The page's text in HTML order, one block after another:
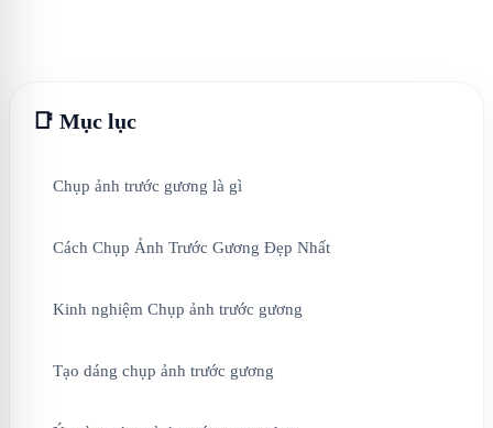
📑 Mục lục
Chụp ảnh trước gương là gì
Cách Chụp Ảnh Trước Gương Đẹp Nhất
Kinh nghiệm Chụp ảnh trước gương
Tạo dáng chụp ảnh trước gương